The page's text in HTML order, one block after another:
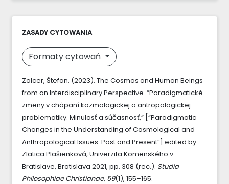
ZASADY CYTOWANIA
Formaty cytowań
Zolcer, Štefan. (2023). The Cosmos and Human Beings
from an Interdisciplinary Perspective. “Paradigmatické
zmeny v chápaní kozmologickej a antropologickej
problematiky. Minulosť a súčasnosť,” [“Paradigmatic
Changes in the Understanding of Cosmological and
Anthropological Issues. Past and Present”] edited by
Zlatica Plašienková, Univerzita Komenského v
Bratislave, Bratislava 2021, pp. 308 (rec.). Studia
Philosophiae Christianae, 59(1), 155–165.